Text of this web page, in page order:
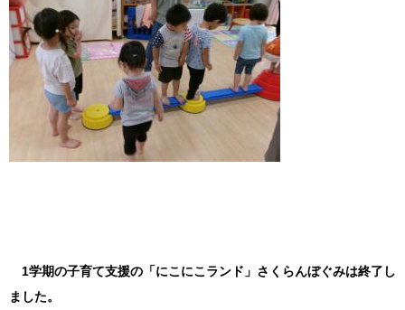
1学期の子育て支援の「にこにこランド」さくらんぼぐみは終了し
ました。